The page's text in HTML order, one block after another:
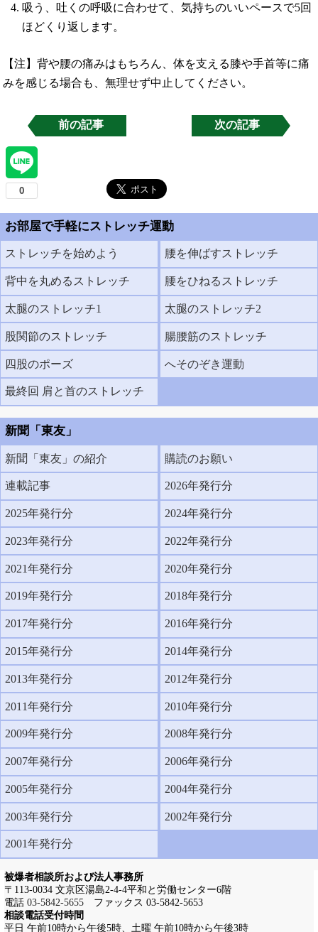
被爆者相談所および法人事務所
〒113-0034 文京区湯島2-4-4平和と労働センター6階
電話 03-5842-5655ファックス 03-5842-5653
相談電話受付時間
平日 午前10時から午後5時、土曜 午前10時から午後3時
吸う、吐くの呼吸に合わせて、気持ちのいいペースで5回
ほどくり返します。
【注】背や腰の痛みはもちろん、体を支える膝や手首等に痛
みを感じる場合も、無理せず中止してください。
前の記事 次の記事
お部屋で手軽にストレッチ運動
ストレッチを始めよう 腰を伸ばすストレッチ
背中を丸めるストレッチ 腰をひねるストレッチ
太腿のストレッチ1 太腿のストレッチ2
股関節のストレッチ 腸腰筋のストレッチ
四股のポーズ へそのぞき運動
最終回 肩と首のストレッチ
新聞「東友」
新聞「東友」の紹介 購読のお願い
連載記事 2026年発行分
2025年発行分 2024年発行分
2023年発行分 2022年発行分
2021年発行分 2020年発行分
2019年発行分 2018年発行分
2017年発行分 2016年発行分
2015年発行分 2014年発行分
2013年発行分 2012年発行分
2011年発行分 2010年発行分
2009年発行分 2008年発行分
2007年発行分 2006年発行分
2005年発行分 2004年発行分
2003年発行分 2002年発行分
2001年発行分